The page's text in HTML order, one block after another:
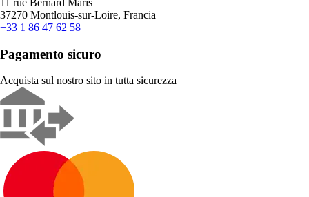
37270 Montlouis-sur-Loire, Francia
+33 1 86 47 62 58
Pagamento sicuro
Acquista sul nostro sito in tutta sicurezza